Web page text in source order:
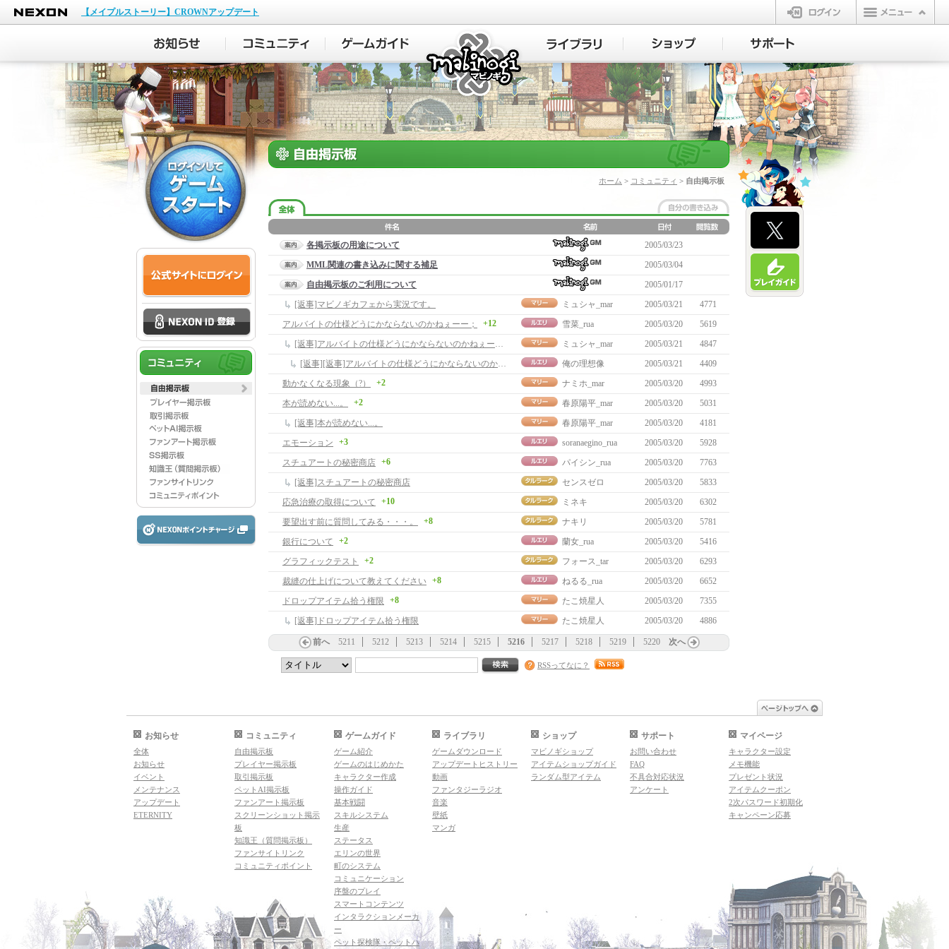
NEXON
【メイプルストーリー】CROWNアップデート
ログイン
マビノギ
ホーム > コミュニティ > 自由掲示板
各掲示板の用途について
2005/03/23
MML関連の書き込みに関する補足
2005/03/04
自由掲示板のご利用について
2005/01/17
[返事]マビノギカフェから実況です。
ミュシャ_mar 2005/03/21
4771
アルバイトの仕様どうにかならないのかねぇーー；
+12 雪菜_rua 2005/03/20
5619
[返事]アルバイトの仕様どうにかならないのかねぇーー；
ミュシャ_mar 2005/03/21
4847
[返事][返事]アルバイトの仕様どうにかならないのかねぇーー；
俺の理想像 2005/03/21
4409
動かなくなる現象（?）
+2 ナミホ_mar 2005/03/20
4993
本が読めない...。
+2 春原陽平_mar 2005/03/20
5031
[返事]本が読めない...。
春原陽平_mar 2005/03/20
4181
エモーション
+3 soranaegino_rua 2005/03/20
5928
スチュアートの秘密商店 +6 パイシン_rua 2005/03/20
7763
[返事]スチュアートの秘密商店
センスゼロ 2005/03/20
5833
応急治療の取得について
+10 ミネキ 2005/03/20
6302
要望出す前に質問してみる・・・。
+8 ナキリ 2005/03/20
5781
銀行について
+2 蘭女_rua 2005/03/20
5416
グラフィックテスト
+2 フォース_tar 2005/03/20
6293
裁縫の仕上げについて教えてください +8 ねるる_rua 2005/03/20
6652
ドロップアイテム拾う権限
+8 たこ焼星人 2005/03/20
7355
[返事]ドロップアイテム拾う権限
たこ焼星人 2005/03/20 4886
前へ 5211 5212 5213 5214 5215 5216 5217 5218 5219 5220 次へ
RSSってなに？
お知らせ
全体
お知らせ
イベント
メンテナンス
アップデート
ETERNITY
コミュニティ
自由掲示板
プレイヤー掲示板
取引掲示板
ペットAI掲示板
ファンアート掲示板
スクリーンショット掲示
板
知識王（質問掲示板）
ファンサイトリンク
コミュニティポイント
ゲームガイド
ゲーム紹介
ゲームのはじめかた
キャラクター作成
操作ガイド
基本戦闘
スキルシステム
生産
ステータス
エリンの世界
町のシステム
コミュニケーション
序盤のプレイ
スマートコンテンツ
インタラクションメーカ
ー
ペット探検隊・ペットハ
ライブラリ
ゲームダウンロード
アップデートヒストリー
動画
ファンタジーラジオ
音楽
壁紙
マンガ
ショップ
マビノギショップ
アイテムショップガイド
ランダム型アイテム
サポート
お問い合わせ
FAQ
不具合対応状況
アンケート
マイページ
キャラクター設定
メモ機能
プレゼント状況
アイテムクーポン
2次パスワード初期化
キャンペーン応募